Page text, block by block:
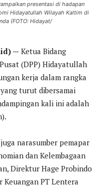
presentasi di hadapan
Hidayatullah Wilayah Kaltim di
(FOTO: Hidayat/
— Ketua Bidang
(DPP) Hidayatullah
kerja dalam rangka
turut dibersamai
kali ini adalah
narasumber pemapar
dan Kelembagaan
Direktur Hage Probindo
PT Lentera